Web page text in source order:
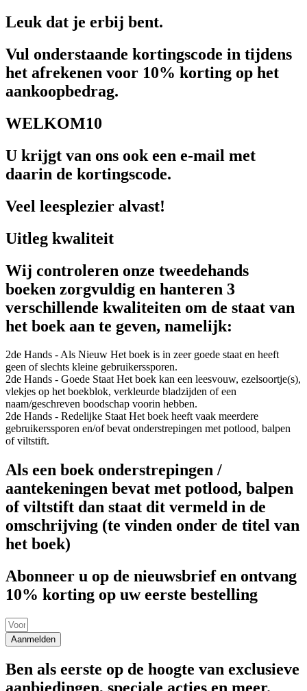
Leuk dat je erbij bent.
Vul onderstaande kortingscode in tijdens
het afrekenen voor 10% korting op het
aankoopbedrag.
WELKOM10
U krijgt van ons ook een e-mail met
daarin de kortingscode.
Veel leesplezier alvast!
Uitleg kwaliteit
Wij controleren onze tweedehands
boeken zorgvuldig en hanteren 3
verschillende kwaliteiten om de staat van
het boek aan te geven, namelijk:
2de Hands - Als Nieuw Het boek is in zeer goede staat en heeft
geen of slechts kleine gebruikerssporen.
2de Hands - Goede Staat Het boek kan een leesvouw, ezelsoortje(s),
vlekjes op het boekblok, verkleurde bladzijden of een
naam/geschreven boodschap voorin hebben.
2de Hands - Redelijke Staat Het boek heeft vaak meerdere
gebruikerssporen en/of bevat onderstrepingen met potlood, balpen
of viltstift.
Als een boek onderstrepingen /
aantekeningen bevat met potlood, balpen
of viltstift dan staat dit vermeld in de
omschrijving (te vinden onder de titel van
het boek)
Abonneer u op de nieuwsbrief en ontvang
10% korting op uw eerste bestelling
Aanmelden
Ben als eerste op de hoogte van exclusieve